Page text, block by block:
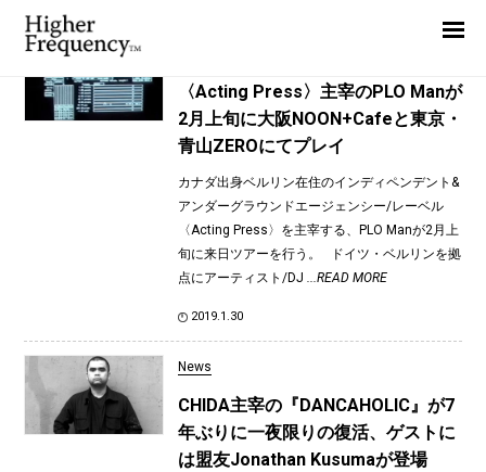
TAG: DANCAHOLIC
〈Acting Press〉主宰のPLO Manが
2月上旬に大阪NOON+Cafeと東京・
青山ZEROにてプレイ
カナダ出身ベルリン在住のインディペンデント&
アンダーグラウンドエージェンシー/レーベル
〈Acting Press〉を主宰する、PLO Manが2月上
旬に来日ツアーを行う。 ドイツ・ベルリンを拠
点にアーティスト/DJ ...READ MORE
2019.1.30
News
CHIDA主宰の『DANCAHOLIC』が7
年ぶりに一夜限りの復活、ゲストに
は盟友Jonathan Kusumaが登場
News
Interview
Report